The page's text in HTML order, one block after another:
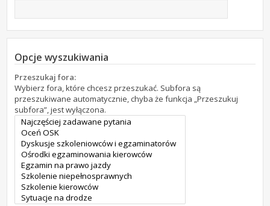
Opcje wyszukiwania
Przeszukaj fora:
Wybierz fora, które chcesz przeszukać. Subfora są
przeszukiwane automatycznie, chyba że funkcja „Przeszukuj
subfora”, jest wyłączona.